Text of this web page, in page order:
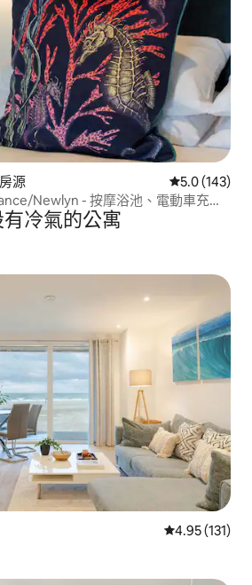
源 從 143 則評
5.0 (143)
Newlyn - 按摩浴池、電動車充電
有冷氣的公寓
從 131 則評價
4.95 (131)